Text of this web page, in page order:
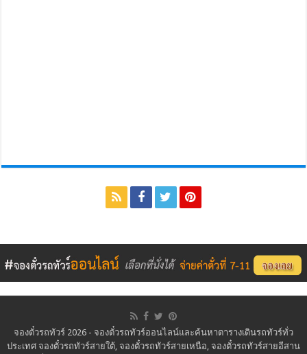
จองตั๋วรถทัวร์ 2026 - จองตั๋วรถทัวร์ออนไลน์และค้นหาตารางเดินรถทัวร์ทั่ว
ประเทศ จองตั๋วรถทัวร์สายใต้, จองตั๋วรถทัวร์สายเหนือ, จองตั๋วรถทัวร์สายอีสาน